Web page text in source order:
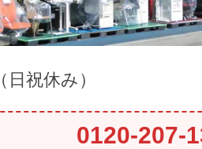
（日祝休み）
0120-207-